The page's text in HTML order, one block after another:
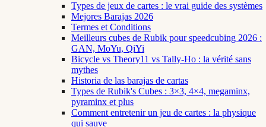
Types de jeux de cartes : le vrai guide des systèmes
Mejores Barajas 2026
Termes et Conditions
Meilleurs cubes de Rubik pour speedcubing 2026 :
GAN, MoYu, QiYi
Bicycle vs Theory11 vs Tally-Ho : la vérité sans
mythes
Historia de las barajas de cartas
Types de Rubik's Cubes : 3×3, 4×4, megaminx,
pyraminx et plus
Comment entretenir un jeu de cartes : la physique
qui sauve